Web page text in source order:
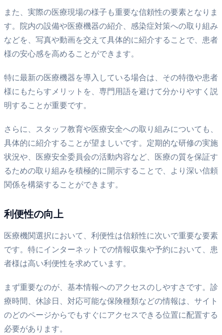
また、実際の医療現場の様子も重要な信頼性の要素となりま
す。院内の設備や医療機器の紹介、感染症対策への取り組み
などを、写真や動画を交えて具体的に紹介することで、患者
様の安心感を高めることができます。
特に最新の医療機器を導入している場合は、その特徴や患者
様にもたらすメリットを、専門用語を避けて分かりやすく説
明することが重要です。
さらに、スタッフ教育や医療安全への取り組みについても、
具体的に紹介することが望ましいです。定期的な研修の実施
状況や、医療安全委員会の活動内容など、医療の質を保証す
るための取り組みを積極的に開示することで、より深い信頼
関係を構築することができます。
利便性の向上
医療機関選択において、利便性は信頼性に次いで重要な要素
です。特にインターネットでの情報収集や予約において、患
者様は高い利便性を求めています。
まず重要なのが、基本情報へのアクセスのしやすさです。診
療時間、休診日、対応可能な保険種類などの情報は、サイト
のどのページからでもすぐにアクセスできる位置に配置する
必要があります。